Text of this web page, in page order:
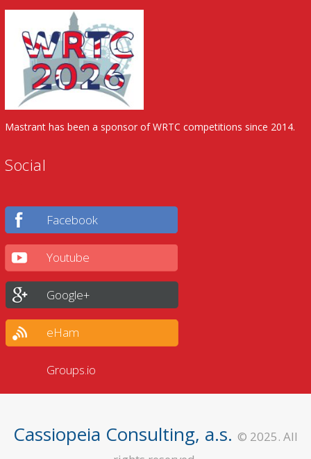
Mastrant has been a sponsor of WRTC competitions since 2014.
Social
Facebook
Youtube
Google+
eHam
Groups.io
Cassiopeia Consulting, a.s. © 2025. All